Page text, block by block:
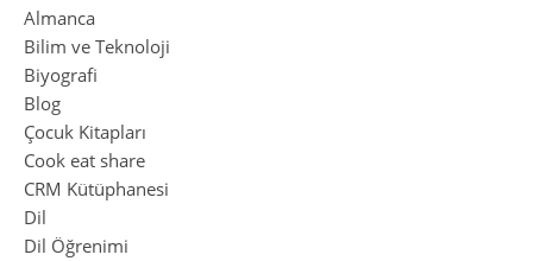
Almanca
Bilim ve Teknoloji
Biyografi
Blog
Çocuk Kitapları
Cook eat share
CRM Kütüphanesi
Dil
Dil Öğrenimi